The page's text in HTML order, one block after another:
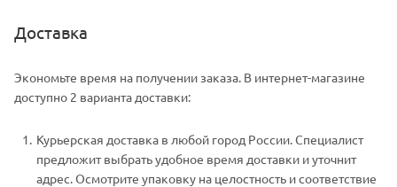
Доставка
Экономьте время на получении заказа. В интернет-магазине
доступно 2 варианта доставки:
Курьерская доставка в любой город России. Специалист
предложит выбрать удобное время доставки и уточнит
адрес. Осмотрите упаковку на целостность и соответствие